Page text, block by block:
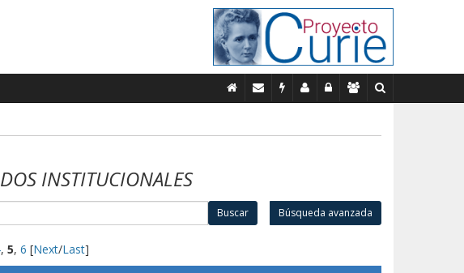
INSTITUCIONALES
Buscar Búsqueda avanzada
, 5, 6 [Next/Last]